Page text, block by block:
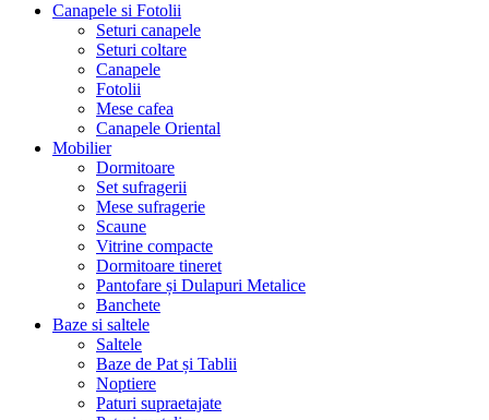
Canapele si Fotolii
Seturi canapele
Seturi coltare
Canapele
Fotolii
Mese cafea
Canapele Oriental
Mobilier
Dormitoare
Set sufragerii
Mese sufragerie
Scaune
Vitrine compacte
Dormitoare tineret
Pantofare și Dulapuri Metalice
Banchete
Baze si saltele
Saltele
Baze de Pat și Tablii
Noptiere
Paturi supraetajate